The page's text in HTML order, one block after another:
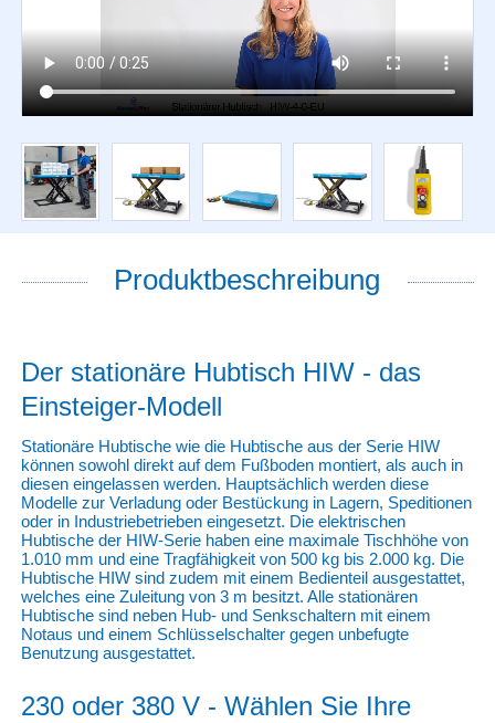
Produktbeschreibung
Der stationäre Hubtisch HIW - das
Einsteiger-Modell
Stationäre Hubtische wie die Hubtische aus der Serie HIW
können sowohl direkt auf dem Fußboden montiert, als auch in
diesen eingelassen werden. Hauptsächlich werden diese
Modelle zur Verladung oder Bestückung in Lagern, Speditionen
oder in Industriebetrieben eingesetzt. Die elektrischen
Hubtische der HIW-Serie haben eine maximale Tischhöhe von
1.010 mm und eine Tragfähigkeit von 500 kg bis 2.000 kg. Die
Hubtische HIW sind zudem mit einem Bedienteil ausgestattet,
welches eine Zuleitung von 3 m besitzt. Alle stationären
Hubtische sind neben Hub- und Senkschaltern mit einem
Notaus und einem Schlüsselschalter gegen unbefugte
Benutzung ausgestattet.
230 oder 380 V - Wählen Sie Ihre